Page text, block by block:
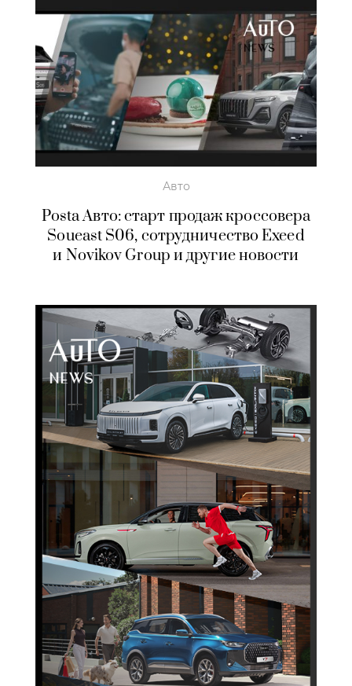
Авто
Posta Авто: старт продаж кроссовера
Soueast S06, сотрудничество Exeed
и Novikov Group и другие новости